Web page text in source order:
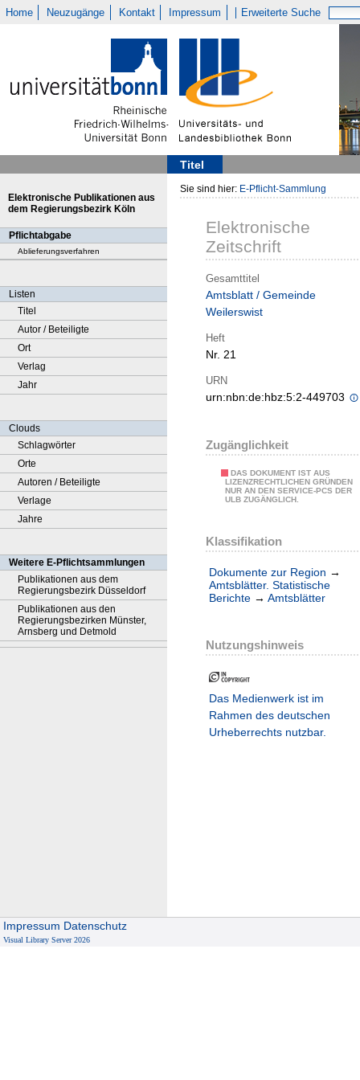
Home Neuzugänge Kontakt Impressum Erweiterte Suche
Titel
Elektronische Publikationen aus
dem Regierungsbezirk Köln
Pflichtabgabe
Ablieferungsverfahren
Listen
Titel
Autor / Beteiligte
Ort
Verlag
Jahr
Clouds
Schlagwörter
Orte
Autoren / Beteiligte
Verlage
Jahre
Weitere E-Pflichtsammlungen
Publikationen aus dem
Regierungsbezirk Düsseldorf
Publikationen aus den
Regierungsbezirken Münster,
Arnsberg und Detmold
Sie sind hier: E-Pflicht-Sammlung
Elektronische
Zeitschrift
Gesamttitel
Amtsblatt / Gemeinde
Weilerswist
Heft
Nr. 21
URN
urn:nbn:de:hbz:5:2-449703
Zugänglichkeit
DAS DOKUMENT IST AUS
LIZENZRECHTLICHEN GRÜNDEN
NUR AN DEN SERVICE-PCS DER
ULB ZUGÄNGLICH.
Klassifikation
Dokumente zur Region →
Amtsblätter. Statistische
Berichte → Amtsblätter
Nutzungshinweis
Das Medienwerk ist im
Rahmen des deutschen
Urheberrechts nutzbar.
Impressum Datenschutz
Visual Library Server 2026